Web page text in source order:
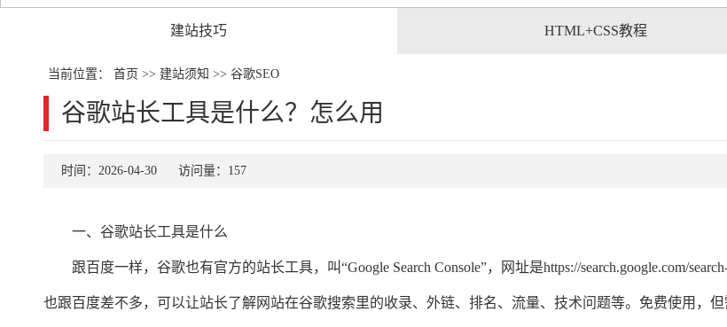
建站技巧 HTML+CSS教程
当前位置： 首页 >> 建站须知 >> 谷歌SEO
谷歌站长工具是什么？怎么用
时间：2026-04-30 访问量：157
一、谷歌站长工具是什么
跟百度一样，谷歌也有官方的站长工具，叫“Google Search Console”，网址是https://search.google.com/
也跟百度差不多，可以让站长了解网站在谷歌搜索里的收录、外链、排名、流量、技术问题等。免费使用，